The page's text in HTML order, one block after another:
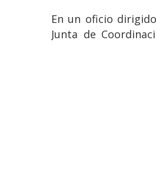
En un oficio
Junta de